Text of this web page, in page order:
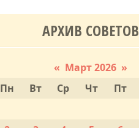
АРХИВ СОВЕТОВ
« Март 2026 »
Пн
Вт Ср Чт Пт